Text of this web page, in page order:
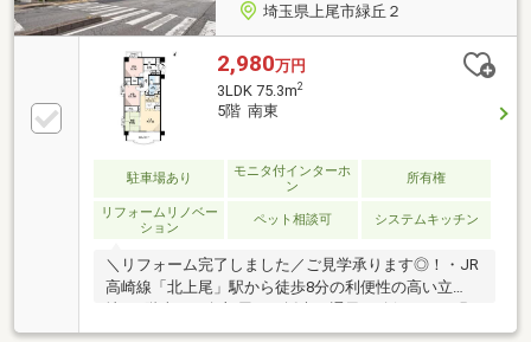
埼玉県上尾市緑丘２
2,980万円
3LDK 75.3m2
5階 南東
駐車場あり
モニタ付インターホ
ン
所有権
リフォームリノベー
ション
ペット相談可 システムキッチン
＼リフォーム完了しました／ご見学承ります◎！・JR
高崎線「北上尾」駅から徒歩8分の利便性の高い立
るい居室・オートロック/宅配BOX/エレベーター完備